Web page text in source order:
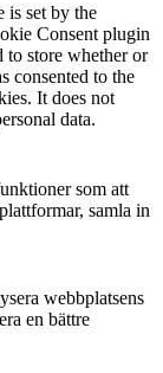
is set by the
Consent plugin
to store whether or
consented to the
It does not
data.
som att
samla in
webbplatsens
en bättre